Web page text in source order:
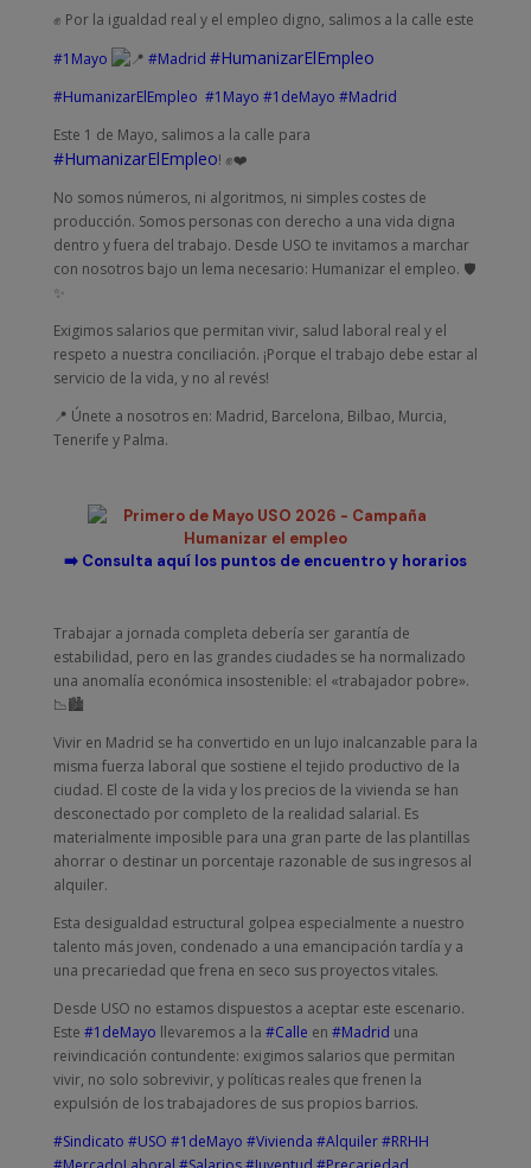
✊ Por la igualdad real y el empleo digno, salimos a la calle este
#1Mayo
#Madrid #HumanizarElEmpleo
#HumanizarElEmpleo #1Mayo #1deMayo #Madrid
Este 1 de Mayo, salimos a la calle para
#HumanizarElEmpleo! ✊❤️
No somos números, ni algoritmos, ni simples costes de
producción. Somos personas con derecho a una vida digna
dentro y fuera del trabajo. Desde USO te invitamos a marchar
con nosotros bajo un lema necesario: Humanizar el empleo. 🛡️
✨
Exigimos salarios que permitan vivir, salud laboral real y el
respeto a nuestra conciliación. ¡Porque el trabajo debe estar al
servicio de la vida, y no al revés!
📍 Únete a nosotros en: Madrid, Barcelona, Bilbao, Murcia,
Tenerife y Palma.
➡️ Consulta aquí los puntos de encuentro y horarios
Trabajar a jornada completa debería ser garantía de
estabilidad, pero en las grandes ciudades se ha normalizado
una anomalía económica insostenible: el «trabajador pobre».
📉🏙️
Vivir en Madrid se ha convertido en un lujo inalcanzable para la
misma fuerza laboral que sostiene el tejido productivo de la
ciudad. El coste de la vida y los precios de la vivienda se han
desconectado por completo de la realidad salarial. Es
materialmente imposible para una gran parte de las plantillas
ahorrar o destinar un porcentaje razonable de sus ingresos al
alquiler.
Esta desigualdad estructural golpea especialmente a nuestro
talento más joven, condenado a una emancipación tardía y a
una precariedad que frena en seco sus proyectos vitales.
Desde USO no estamos dispuestos a aceptar este escenario.
Este #1deMayo llevaremos a la #Calle en #Madrid una
reivindicación contundente: exigimos salarios que permitan
vivir, no solo sobrevivir, y políticas reales que frenen la
expulsión de los trabajadores de sus propios barrios.
#Sindicato #USO #1deMayo #Vivienda #Alquiler#RRHH